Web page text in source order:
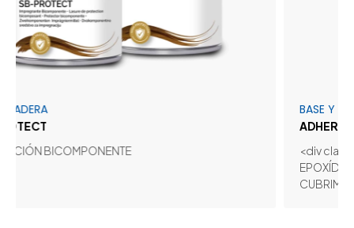
BASE Y FONDOS,
ADHERPOX
<div
EPOXÍDICA
CUBRIMIENTO</